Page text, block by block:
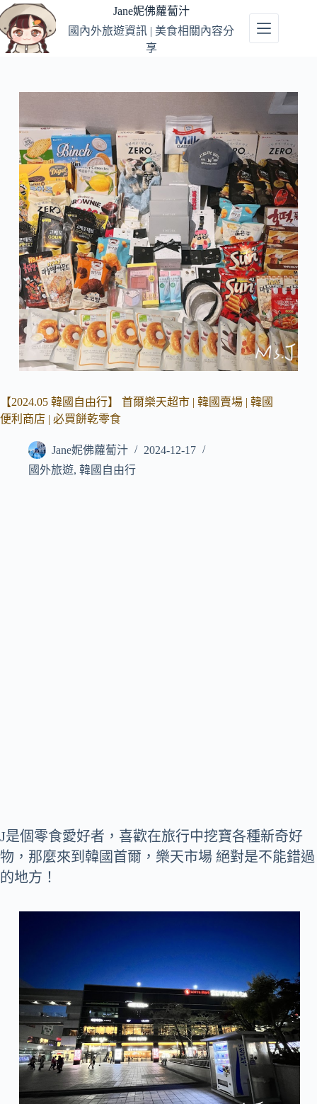
跳
至
主
Jane妮佛蘿蔔汁
國內外旅遊資訊 | 美食相關內容分
享
【2024.05 韓國自由行】 首爾樂天超市 | 韓國賣場 | 韓國
便利商店 | 必買餅乾零食
Jane妮佛蘿蔔汁
2024-12-17
國外旅遊, 韓國自由行
J是個零食愛好者，喜歡在旅行中挖寶各種新奇好
物，那麼來到韓國首爾，樂天市場 絕對是不能錯過
的地方！